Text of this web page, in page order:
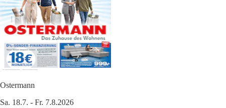
Ostermann
Sa. 18.7. - Fr. 7.8.2026